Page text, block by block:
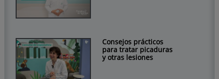
Consejos prácticos
para tratar picaduras
y otras lesiones